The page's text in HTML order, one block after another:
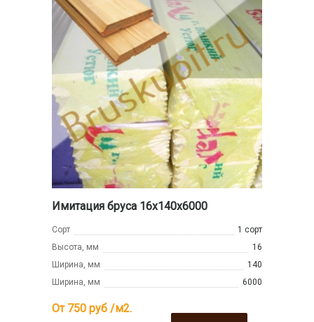
Имитация бруса 16x140x6000
Сорт
1 сорт
Высота, мм
16
Ширина, мм
140
Ширина, мм
6000
От 750 руб /м2.